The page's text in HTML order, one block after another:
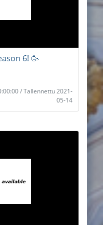
6! 🥳
/ Tallennettu 2021-
05-14